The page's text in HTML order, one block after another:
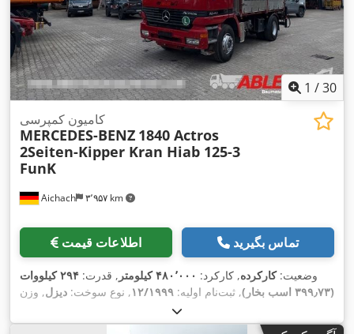
1 /30
Aichach ۳٬۹۵۷ km
کامیون کمپرسی
MERCEDES-BENZ 1840 Actros
2Seiten-Kipper Kran Hiab 125-3
FunK
اطلاعات قیمت تماس بگیرید
وضعیت:کارکرده, کارکرد: ۴۸۰٬۰۰۰ کیلومتر , قدرت:
۲۹۴ کیلووات
(۳۹۹٫۷۳ اسب بخار)
, ثبت‌نام اولیه: ۱۲/۱۹۹۹, نوع سوخت: دیزل, وزن
, پیکربندی محور:
چرخ‌دنده:مکانیکی , کلاس انتشار:euro2 , طول فضای بارگیری: